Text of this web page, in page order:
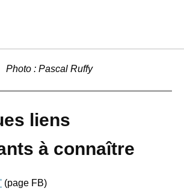
Photo : Pascal Ruffy
liens
à connaître
(page FB)